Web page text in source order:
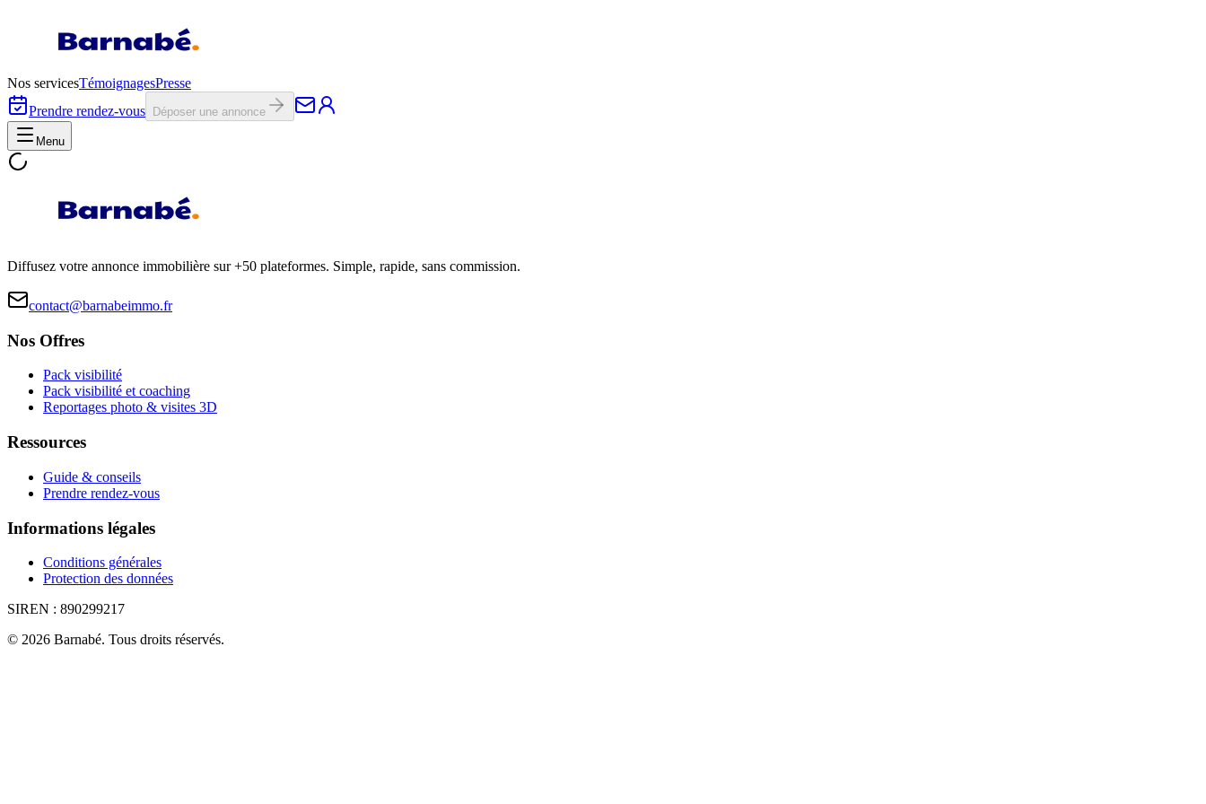
Nos servicesTémoignagesPresse
Prendre rendez-vous
Déposer une annonce
Menu
Diffusez votre annonce immobilière sur +50 plateformes. Simple, rapide, sans commission.
contact@barnabeimmo.fr
Nos Offres
Pack visibilité
Pack visibilité et coaching
Reportages photo & visites 3D
Ressources
Guide & conseils
Prendre rendez-vous
Informations légales
Conditions générales
Protection des données
SIREN : 890299217
© 2026 Barnabé. Tous droits réservés.